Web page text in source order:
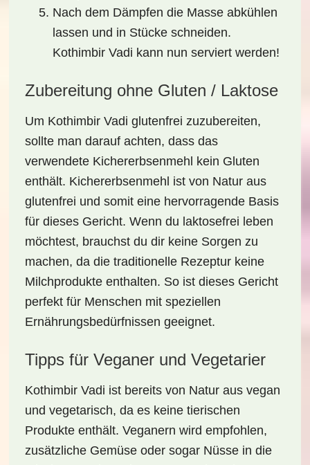
Nach dem Dämpfen die Masse abkühlen
lassen und in Stücke schneiden.
Kothimbir Vadi kann nun serviert werden!
Zubereitung ohne Gluten / Laktose
Um Kothimbir Vadi glutenfrei zuzubereiten,
sollte man darauf achten, dass das
verwendete Kichererbsenmehl kein Gluten
enthält. Kichererbsenmehl ist von Natur aus
glutenfrei und somit eine hervorragende Basis
für dieses Gericht. Wenn du laktosefrei leben
möchtest, brauchst du dir keine Sorgen zu
machen, da die traditionelle Rezeptur keine
Milchprodukte enthalten. So ist dieses Gericht
perfekt für Menschen mit speziellen
Ernährungsbedürfnissen geeignet.
Tipps für Veganer und Vegetarier
Kothimbir Vadi ist bereits von Natur aus vegan
und vegetarisch, da es keine tierischen
Produkte enthält. Veganern wird empfohlen,
zusätzliche Gemüse oder sogar Nüsse in die